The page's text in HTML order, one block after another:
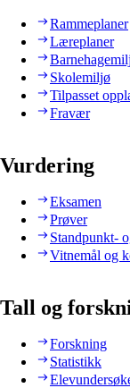
Rammeplaner
Læreplaner
Skolemiljø
Tilpasset
Fravær
Vurdering
Eksamen
Prøver
Standpunkt-
Vitnemål og
Tall og
Forskning
Statistikk